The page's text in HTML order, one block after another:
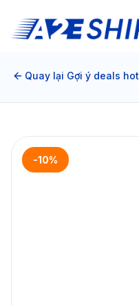
Quay lại Gợi ý deals hot
-10%